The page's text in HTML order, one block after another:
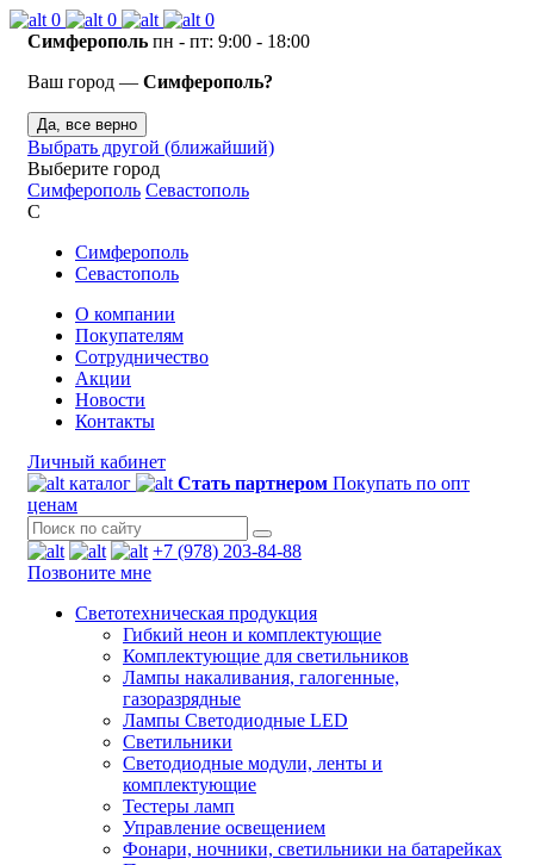
0 0
0
Симферополь пн - пт: 9:00 - 18:00
Ваш город — Симферополь?
Да, все верно
Выбрать другой (ближайший)
Выберите город
Симферополь Севастополь
С
Симферополь
Севастополь
О компании
Покупателям
Сотрудничество
Акции
Новости
Контакты
Личный кабинет
каталог
Стать партнером Покупать по опт
ценам
+7 (978) 203-84-88
Позвоните мне
Светотехническая продукция
Гибкий неон и комплектующие
Комплектующие для светильников
Лампы накаливания, галогенные,
газоразрядные
Лампы Светодиодные LED
Светильники
Светодиодные модули, ленты и
комплектующие
Тестеры ламп
Управление освещением
Фонари, ночники, светильники на батарейках